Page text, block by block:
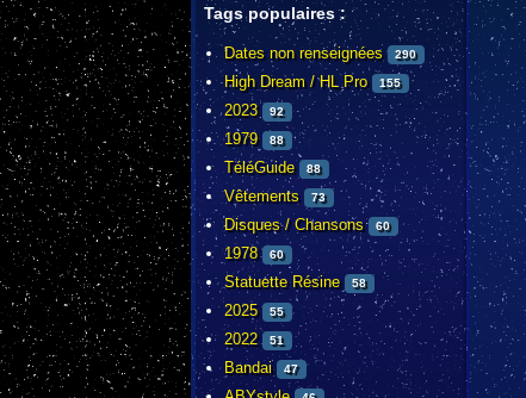
Tags populaires :
Dates non renseignées 290
High Dream / HL Pro 155
2023 92
1979 88
TéléGuide 88
Vêtements 73
Disques / Chansons 60
1978 60
Statuette Résine 58
2025 55
2022 51
Bandai 47